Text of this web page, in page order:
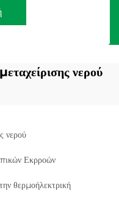
νερού
νερού
Εκρροών
θερμοήλεκτρική